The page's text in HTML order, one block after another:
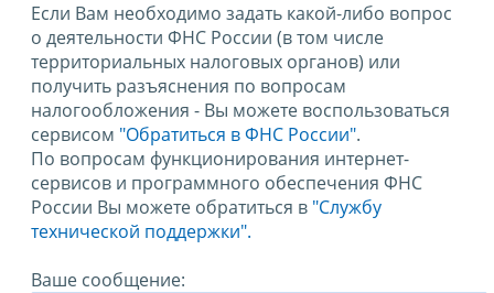
Если Вам необходимо задать какой-либо вопрос
о деятельности ФНС России (в том числе
территориальных налоговых органов) или
получить разъяснения по вопросам
налогообложения - Вы можете воспользоваться
сервисом "Обратиться в ФНС России".
По вопросам функционирования интернет-
сервисов и программного обеспечения ФНС
России Вы можете обратиться в "Службу
технической поддержки".
Ваше сообщение: